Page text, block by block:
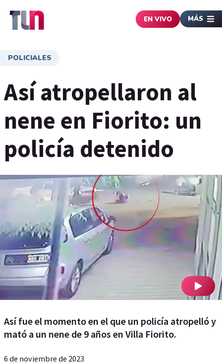
EN VIVO MÁS
POLICIALES
Así atropellaron al
nene en Fiorito: un
policía detenido
Así fue el momento en el que un policía atropelló y
mató a un nene de 9 años en Villa Fiorito.
6 de noviembre de 2023